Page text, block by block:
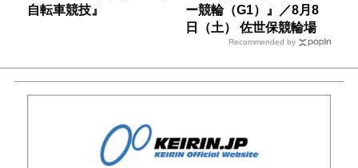
自転車競技』
ー競輪（G1）』／8月8
日（土） 佐世保競輪場
Recommended by